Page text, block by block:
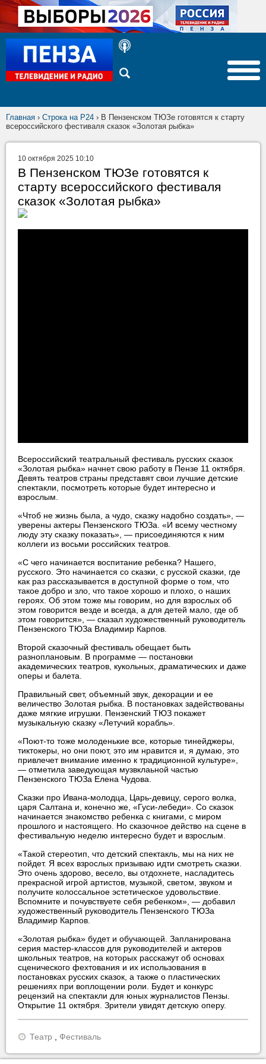
Главная › Строка на Р24 › В Пензенском ТЮЗе готовятся к старту
всероссийского фестиваля сказок «Золотая рыбка»
10 октября 2025 10:10
В Пензенском ТЮЗе готовятся к
старту всероссийского фестиваля
сказок «Золотая рыбка»
Всероссийский театральный фестиваль русских сказок
«Золотая рыбка» начнет свою работу в Пензе 11 октября.
Девять театров страны представят свои лучшие детские
спектакли, посмотреть которые будет интересно и
взрослым.
«Чтоб не жизнь была, а чудо, сказку надобно создать», —
уверены актеры Пензенского ТЮЗа. «И всему честному
люду эту сказку показать», — присоединяются к ним
коллеги из восьми российских театров.
«С чего начинается воспитание ребенка? Нашего,
русского. Это начинается со сказки, с русской сказки, где
как раз рассказывается в доступной форме о том, что
такое добро и зло, что такое хорошо и плохо, о наших
героях. Об этом тоже мы говорим, но для взрослых об
этом говорится везде и всегда, а для детей мало, где об
этом говорится», — сказал художественный руководитель
Пензенского ТЮЗа Владимир Карпов.
Второй сказочный фестиваль обещает быть
разноплановым. В программе — постановки
академических театров, кукольных, драматических и даже
оперы и балета.
Правильный свет, объемный звук, декорации и ее
величество Золотая рыбка. В постановках задействованы
даже мягкие игрушки. Пензенский ТЮЗ покажет
музыкальную сказку «Летучий корабль».
«Поют-то тоже молоденькие все, которые тинейджеры,
тиктокеры, но они поют, это им нравится и, я думаю, это
привлечет внимание именно к традиционной культуре»,
— отметила заведующая музвклаьной частью
Пензенского ТЮЗа Елена Чудова.
Сказки про Ивана-молодца, Царь-девицу, серого волка,
царя Салтана и, конечно же, «Гуси-лебеди». Со сказок
начинается знакомство ребенка с книгами, с миром
прошлого и настоящего. Но сказочное действо на сцене в
фестивальную неделю интересно будет и взрослым.
«Такой стереотип, что детский спектакль, мы на них не
пойдет. Я всех взрослых призываю идти смотреть сказки.
Это очень здорово, весело, вы отдохнете, насладитесь
прекрасной игрой артистов, музыкой, светом, звуком и
получите колоссальное эстетическое удовольствие.
Вспомните и почувствуете себя ребенком», — добавил
художественный руководитель Пензенского ТЮЗа
Владимир Карпов.
«Золотая рыбка» будет и обучающей. Запланирована
серия мастер-классов для руководителей и актеров
школьных театров, на которых расскажут об основах
сценического фехтования и их использования в
постановках русских сказок, а также о пластических
решениях при воплощении роли. Будет и конкурс
рецензий на спектакли для юных журналистов Пензы.
Открытие 11 октября. Зрители увидят детскую оперу.
Театр Фестиваль